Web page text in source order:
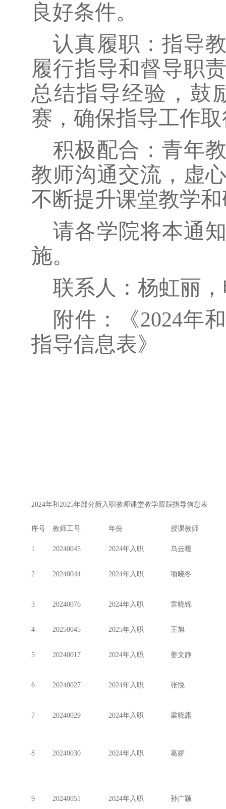
良好条件。
认真履职：指导
履行指导和督导职
总结指导经验，鼓
赛，确保指导工作
积极配合：青年
教师沟通交流，虚
不断提升课堂教学
请各学院将本通
施。
联系人：杨虹丽
附件：《2024年
指导信息表》
2024年和2025年部分新入职教师课堂教学跟踪指导信息表
序号 教师工号 年份 授课教师
1 20240045 2024年入职 乌云嘎
2 20240044 2024年入职 项晓冬
3 20240076 2024年入职 雷晓锦
4 20250045 2025年入职 王旭
5 20240017 2024年入职 姜文静
6 20240027 2024年入职 张悦
7 20240029 2024年入职 梁晓露
8 20240030 2024年入职 葛娇
9 20240051 2024年入职 孙广颖